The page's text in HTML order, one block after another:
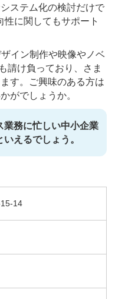
ステム化の検討だけで
に関してもサポート
イン制作や映像やノベ
請け負っており、さま
す。ご興味のある方は
がでしょうか。
業務に忙しい中小企業
えるでしょう。
14